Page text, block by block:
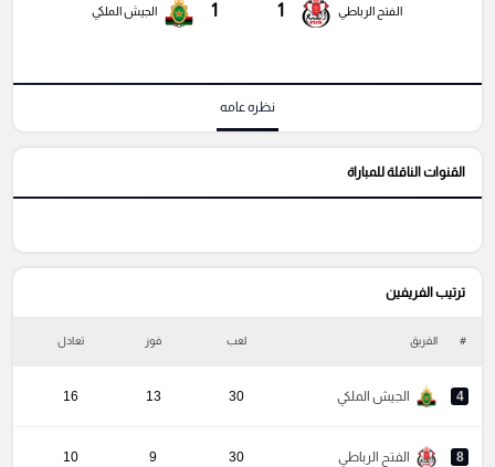
الفتح الرباطي 1
1 الجيش الملكي
نظره عامه
القنوات الناقلة للمباراة
ترتيب الفريفين
# الفريق لعب فوز تعادل
4 الجيش الملكي 30
13
16
8 الفتح الرباطي 30
9
10